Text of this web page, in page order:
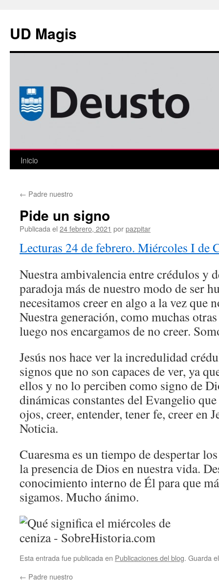
contenido
UD Magis
Inicio
← Padre nuestro
Pide un signo
Publicada el 24 febrero, 2021 porpazpitar
Lecturas 24 de febrero. Miércoles I de
Nuestra ambivalencia entre crédulos y
paradoja más de nuestro modo de ser
necesitamos creer en algo a la vez que
Nuestra generación, como muchas
luego nos encargamos de no creer.
Jesús nos hace ver la incredulidad
signos que no son capaces de ver, ya
ellos y no lo perciben como signo de
dinámicas constantes del Evangelio
ojos, creer, entender, tener fe, creer en
Noticia.
Cuaresma es un tiempo de despertar
la presencia de Dios en nuestra vida.
conocimiento interno de Él para que
sigamos. Mucho ánimo.
Esta entrada fue publicada en Publicaciones del blog. Guarda
← Padre nuestro